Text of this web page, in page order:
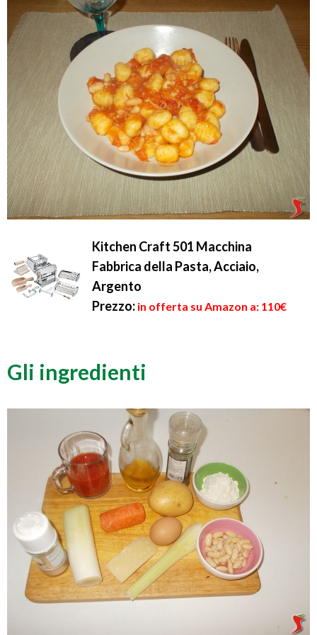
Kitchen Craft 501 Macchina
Fabbrica della Pasta, Acciaio,
Argento
Prezzo: in offerta su Amazon a: 110€
Gli ingredienti